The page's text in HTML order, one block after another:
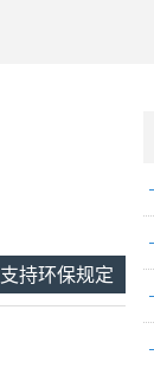
支持环保规定